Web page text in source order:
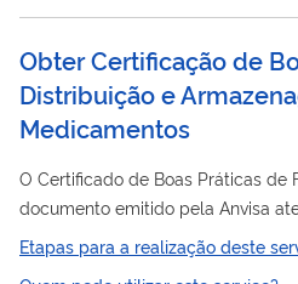
Obter Certificação de
Distribuição e
Medicamentos
O Certificado de Boas Práticas de
documento emitido pela Anvisa
estabelecimento cumpre com as
O Certificado de Boas Práticas de
Etapas para a realização deste